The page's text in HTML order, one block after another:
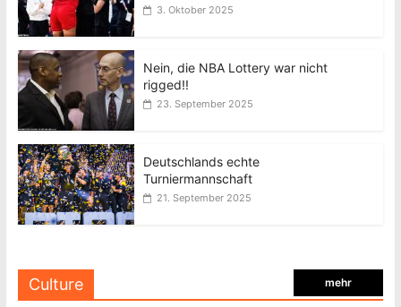
3. Oktober 2025
Nein, die NBA Lottery war nicht
rigged!!
23. September 2025
Deutschlands echte
Turniermannschaft
21. September 2025
Culture mehr